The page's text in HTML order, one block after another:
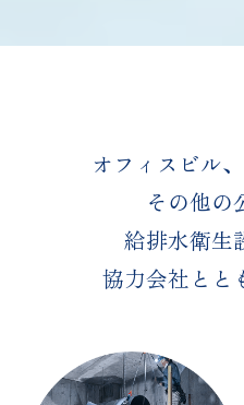
オフィスビル
その他の
給排水衛生
協力会社とと